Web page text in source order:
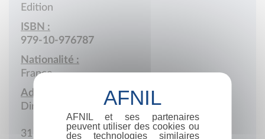
Edition
ISBN :
979-10-976787
Nationalité :
France
Adresse :
Direction générale
31 Rue Albert-1er
AFNIL et ses partenaires
peuvent utiliser des cookies ou
des technologies similaires